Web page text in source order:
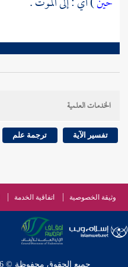
الخدمات العلمية
تفسير الآية ترجمة علم
وثيقة الخصوصية اتفاقية الخدمة
جميع الحقوق محفوظة © 2026 - 1998 لشبكة إسلام ويب